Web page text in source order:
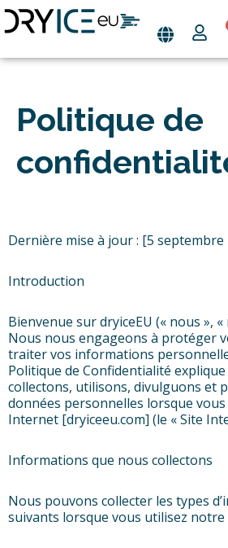
au
Politique de
Dernière mise à jour : [5 septembre
Introduction
Bienvenue sur dryiceEU (« nous »,
Nous nous engageons à protéger
traiter vos informations
Politique de Confidentialité
collectons, utilisons, divulguons et
données personnelles lorsque
Internet [dryiceeu.com] (le « Site
Informations que nous collectons
Nous pouvons collecter les types
suivants lorsque vous utilisez notre